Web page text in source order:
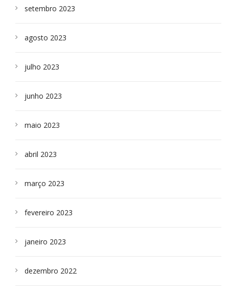
setembro 2023
agosto 2023
julho 2023
junho 2023
maio 2023
abril 2023
março 2023
fevereiro 2023
janeiro 2023
dezembro 2022